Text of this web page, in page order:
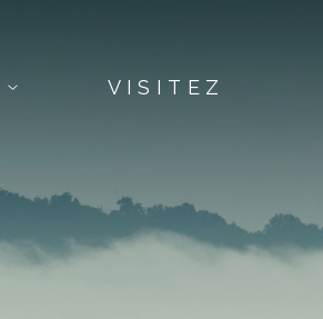
VISITEZ